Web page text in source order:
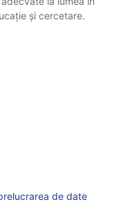
și cercetare.
de date